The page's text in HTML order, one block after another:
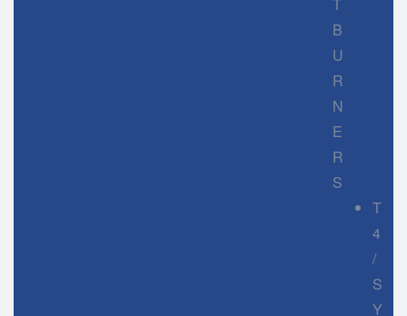
B
U
R
N
E
R
S
T
4
/
S
Y